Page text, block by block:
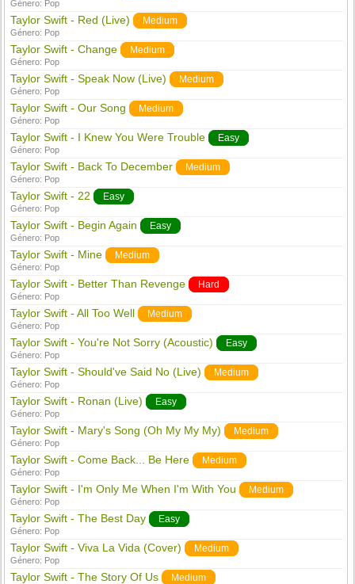
Género: Pop
Taylor Swift - Red (Live) Medium
Género: Pop
Taylor Swift - Change Medium
Género: Pop
Taylor Swift - Speak Now (Live) Medium
Género: Pop
Taylor Swift - Our Song Medium
Género: Pop
Taylor Swift - I Knew You Were Trouble Easy
Género: Pop
Taylor Swift - Back To December Medium
Género: Pop
Taylor Swift - 22 Easy
Género: Pop
Taylor Swift - Begin Again Easy
Género: Pop
Taylor Swift - Mine Medium
Género: Pop
Taylor Swift - Better Than Revenge Hard
Género: Pop
Taylor Swift - All Too Well Medium
Género: Pop
Taylor Swift - You're Not Sorry (Acoustic) Easy
Género: Pop
Taylor Swift - Should've Said No (Live) Medium
Género: Pop
Taylor Swift - Ronan (Live) Easy
Género: Pop
Taylor Swift - Mary's Song (Oh My My My) Medium
Género: Pop
Taylor Swift - Come Back... Be Here Medium
Género: Pop
Taylor Swift - I'm Only Me When I'm With You Medium
Género: Pop
Taylor Swift - The Best Day Easy
Género: Pop
Taylor Swift - Viva La Vida (Cover) Medium
Género: Pop
Taylor Swift - The Story Of Us Medium